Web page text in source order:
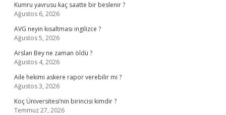
Kumru yavrusu kaç saatte bir beslenir ?
Ağustos 6, 2026
AVG neyin kısaltması ingilizce ?
Ağustos 5, 2026
Arslan Bey ne zaman öldü ?
Ağustos 4, 2026
Aile hekimi askere rapor verebilir mi ?
Ağustos 3, 2026
Koç Üniversitesi’nin birincisi kimdir ?
Temmuz 27, 2026